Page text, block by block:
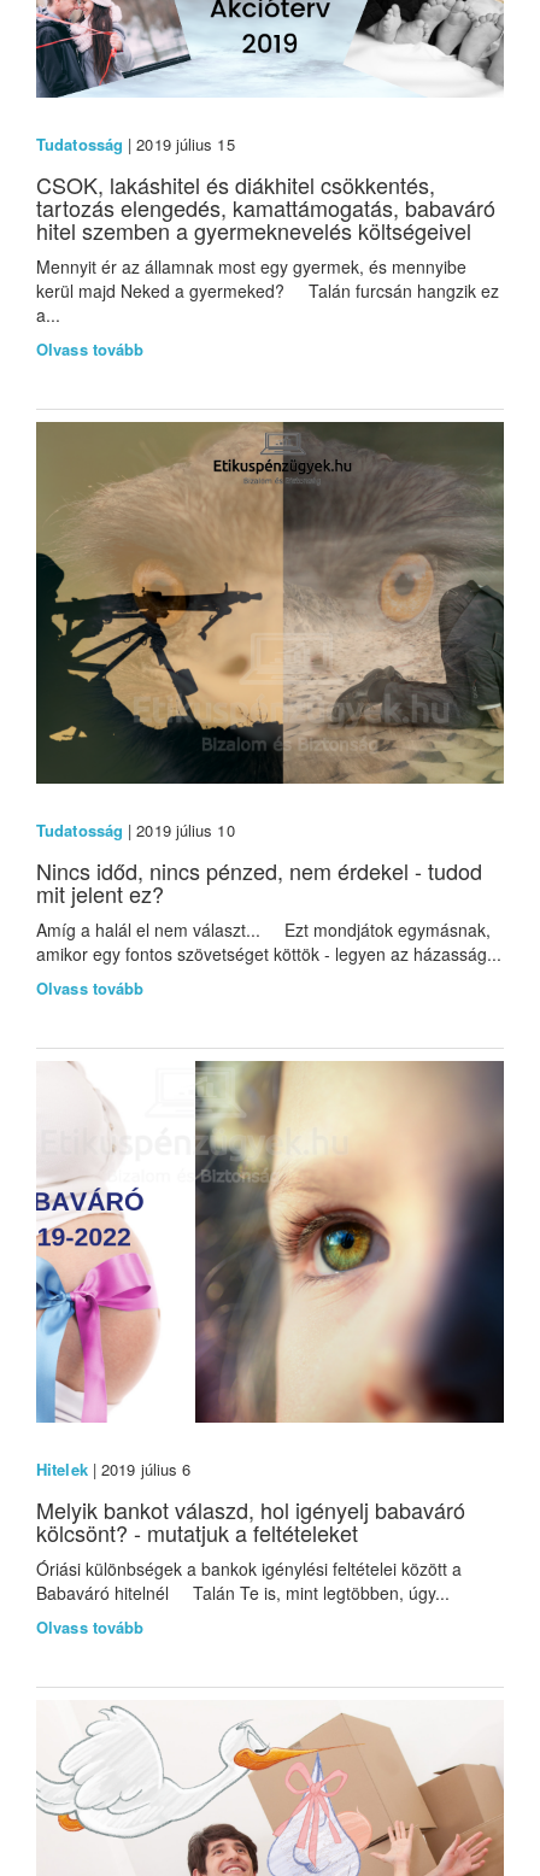
Tudatosság | 2019 július 15
CSOK, lakáshitel és diákhitel csökkentés,
tartozás elengedés, kamattámogatás, babaváró
hitel szemben a gyermeknevelés költségeivel
Mennyit ér az államnak most egy gyermek, és mennyibe
kerül majd Neked a gyermeked? Talán furcsán hangzik ez
a...
Olvass tovább
Tudatosság | 2019 július 10
Nincs időd, nincs pénzed, nem érdekel - tudod
mit jelent ez?
Amíg a halál el nem választ... Ezt mondjátok egymásnak,
amikor egy fontos szövetséget köttök - legyen az házasság...
Olvass tovább
Hitelek| 2019 július 6
Melyik bankot válaszd, hol igényelj babaváró
kölcsönt? - mutatjuk a feltételeket
Óriási különbségek a bankok igénylési feltételei között a
Babaváró hitelnél Talán Te is, mint legtöbben, úgy...
Olvass tovább